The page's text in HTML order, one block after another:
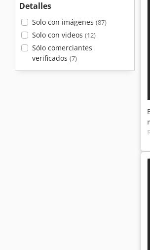
Detalles
Solo con imágenes (87)
Solo con videos (12)
Sólo comerciantes
verificados (7)